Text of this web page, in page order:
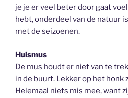
je je er veel beter door gaat
hebt, onderdeel van de natuur
met de seizoenen.
Huismus
De mus houdt er niet van te
in de buurt. Lekker op het honk
Helemaal niets mis mee, want